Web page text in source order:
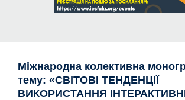
Міжнародна колективна
тему: «СВІТОВІ ТЕНДЕНЦІЇ
ВИКОРИСТАННЯ